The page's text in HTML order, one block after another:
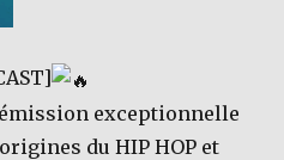
exceptionnelle
du HIP HOP et